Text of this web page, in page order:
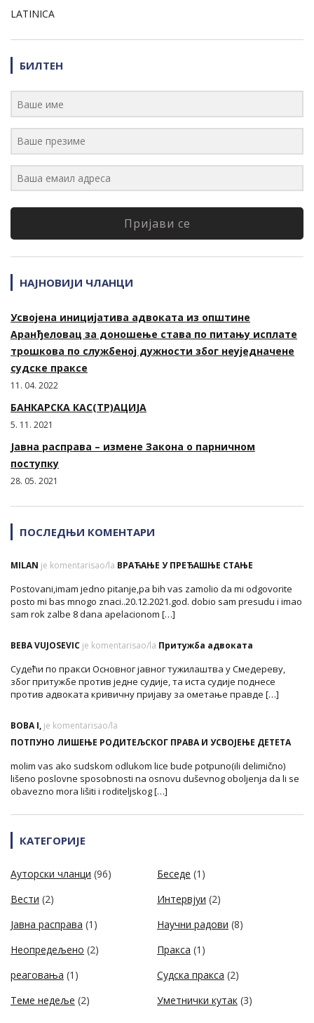
LATINICA
БИЛТЕН
Пријави се
НАЈНОВИЈИ ЧЛАНЦИ
Усвојена иницијатива адвоката из општине
Аранђеловац за доношење става по питању исплате
трошкова по службеној дужности због неуједначене
судске праксе
11. 04. 2022
БАНКАРСКА КАС(ТР)АЦИЈА
5. 11. 2021
Јавна расправа – измене Закона о парничном
поступку
28. 05. 2021
ПОСЛЕДЊИ КОМЕНТАРИ
MILAN je komentarisao/la ВРАЋАЊЕ У ПРЕЂАШЊЕ СТАЊЕ
Postovani,imam jedno pitanje,pa bih vas zamolio da mi odgovorite
posto mi bas mnogo znaci..20.12.2021.god. dobio sam presudu i imao
sam rok zalbe 8 dana apelacionom […]
BEBA VUJOSEVIC je komentarisao/la Притужба адвоката
Судећи по пракси Основног јавног тужилаштва у Смедереву,
због притужбе против једне судије, та иста судије поднесе
против адвоката кривичну пријаву за ометање правде […]
BOBA I, je komentarisao/la
ПОТПУНО ЛИШЕЊЕ РОДИТЕЉСКОГ ПРАВА И УСВОЈЕЊЕ ДЕТЕТА
molim vas ako sudskom odlukom lice bude potpuno(ili delimično)
lišeno poslovne sposobnosti na osnovu duševnog oboljenja da li se
obavezno mora lišiti i roditeljskog […]
КАТЕГОРИЈЕ
Ауторски чланци (96) Беседе (1)
Вести (2) Интервјуи (2)
Јавна расправа (1) Научни радови (8)
Неопредељено (2) Пракса (1)
реаговања (1) Судска пракса (2)
Теме недеље (2) Уметнички кутак (3)